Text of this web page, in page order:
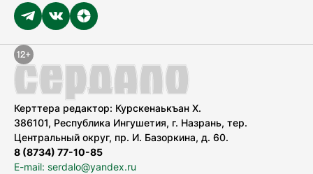
Керттера редактор: Курскенаькъан Х.
386101, Республика Ингушетия, г. Назрань, тер.
Центральный округ, пр. И. Базоркина, д. 60.
8 (8734) 77-10-85
E-mail: serdalo@yandex.ru